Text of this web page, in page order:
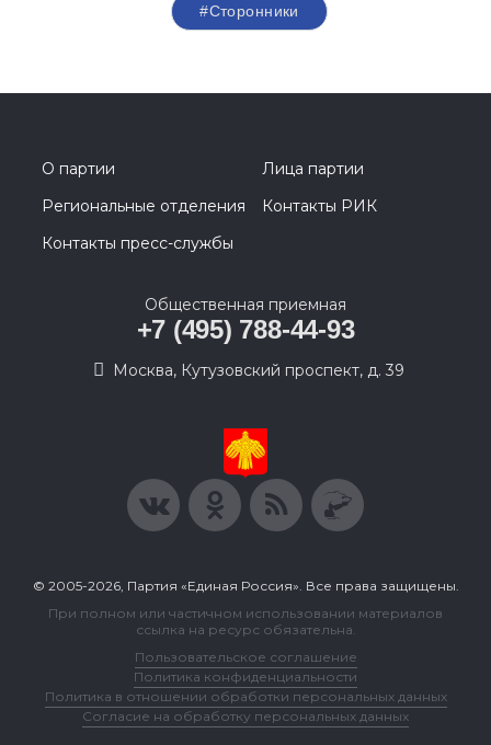
#Сторонники
О партии
Лица партии
Региональные отделения
Контакты РИК
Контакты пресс-службы
Общественная приемная
+7 (495) 788-44-93
Москва, Кутузовский проспект, д. 39
© 2005-2026, Партия «Единая Россия». Все права защищены.
При полном или частичном использовании материалов
ссылка на ресурс обязательна.
Пользовательское соглашение
Политика конфиденциальности
Политика в отношении обработки персональных данных
Согласие на обработку персональных данных